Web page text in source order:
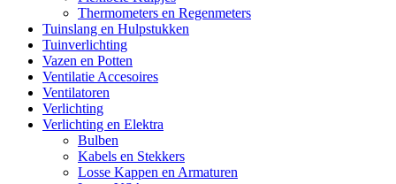
Thermometers en Regenmeters
Tuinslang en Hulpstukken
Tuinverlichting
Vazen en Potten
Ventilatie Accesoires
Ventilatoren
Verlichting
Verlichting en Elektra
Bulben
Kabels en Stekkers
Losse Kappen en Armaturen